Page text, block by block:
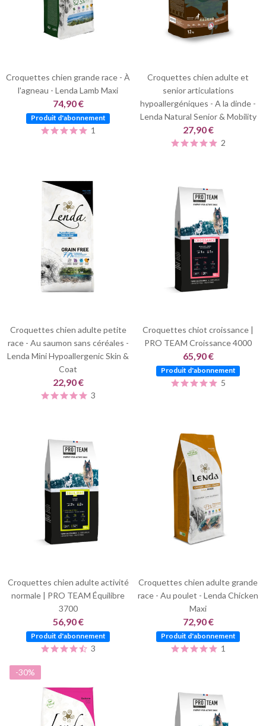
Croquettes chien grande race - À
l'agneau - Lenda Lamb Maxi
74,90 €
Produit d'abonnement
1
Croquettes chien adulte et
senior articulations
hypoallergéniques - A la dinde -
Lenda Natural Senior & Mobility
27,90 €
2
Croquettes chien adulte petite
race - Au saumon sans céréales -
Lenda Mini Hypoallergenic Skin &
Coat
22,90 €
3
Croquettes chiot croissance |
PRO TEAM Croissance 4000
65,90 €
Produit d'abonnement
5
Croquettes chien adulte activité
normale | PRO TEAM Équilibre
3700
56,90 €
Produit d'abonnement
3
Croquettes chien adulte grande
race - Au poulet - Lenda Chicken
Maxi
72,90 €
Produit d'abonnement
1
-30%